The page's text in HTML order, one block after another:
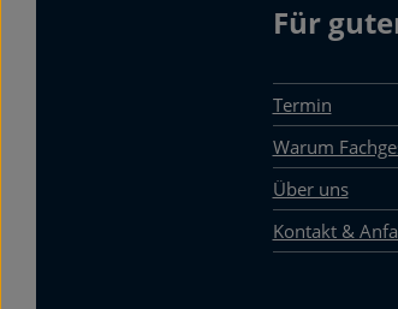
Für
Termin
Warum
Über uns
Kontakt &